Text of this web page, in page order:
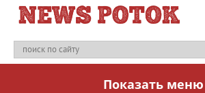
Показать меню